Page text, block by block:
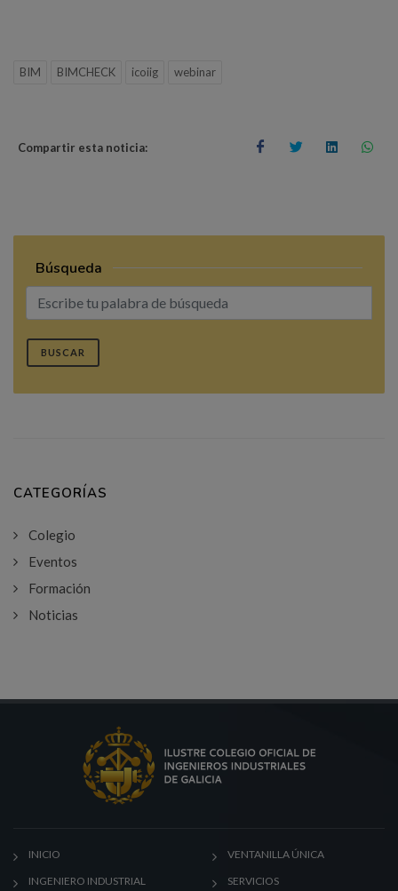
BIM BIMCHECK icoiig webinar
Compartir esta noticia:
Búsqueda
BUSCAR
CATEGORÍAS
Colegio
Eventos
Formación
Noticias
INICIO
INGENIERO INDUSTRIAL
VENTANILLA ÚNICA
SERVICIOS